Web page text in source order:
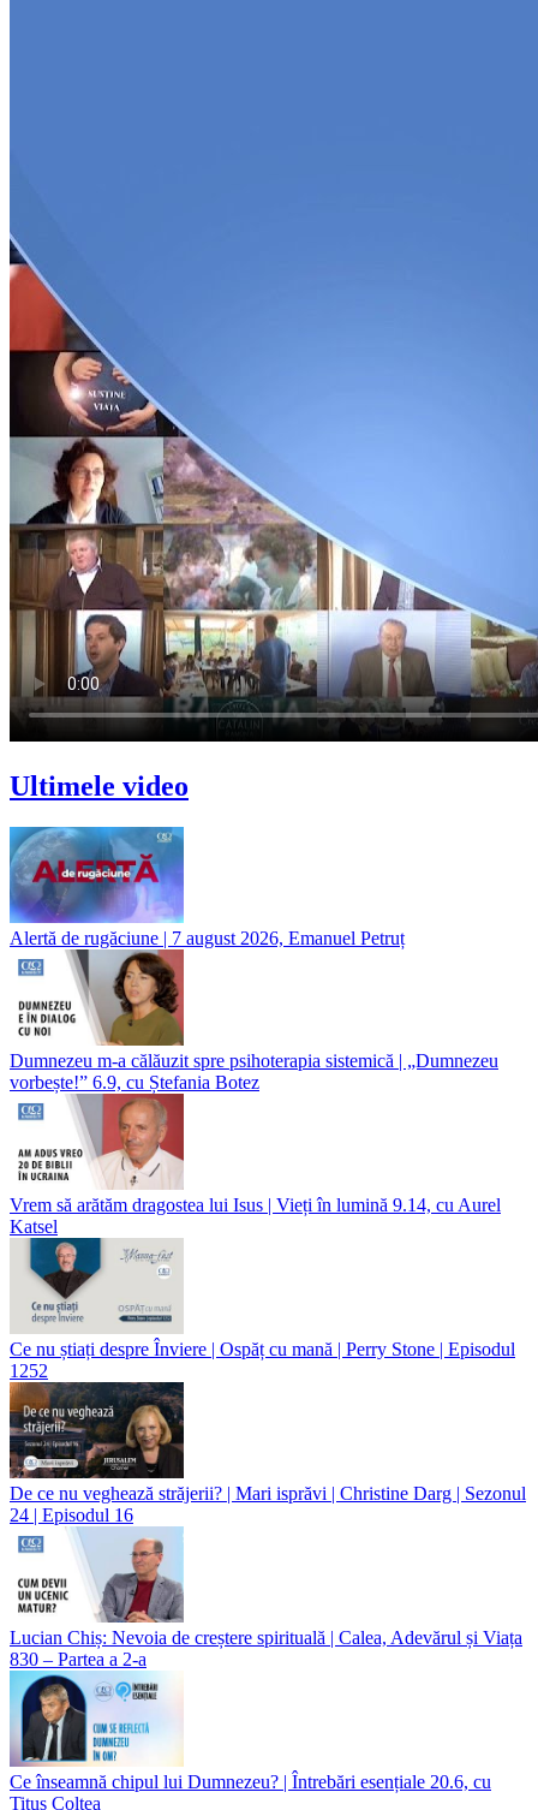
Ultimele video
Alertă de rugăciune | 7 august 2026, Emanuel Petruț
Dumnezeu m-a călăuzit spre psihoterapia sistemică | „Dumnezeu
vorbește!” 6.9, cu Ștefania Botez
Vrem să arătăm dragostea lui Isus | Vieți în lumină 9.14, cu Aurel
Katsel
Ce nu știați despre Înviere | Ospăț cu mană | Perry Stone | Episodul
1252
De ce nu veghează străjerii? | Mari isprăvi | Christine Darg | Sezonul
24 | Episodul 16
Lucian Chiș: Nevoia de creștere spirituală | Calea, Adevărul și Viața
830 – Partea a 2-a
Ce înseamnă chipul lui Dumnezeu? | Întrebări esențiale 20.6, cu
Titus Colțea